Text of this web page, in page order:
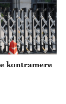
kontramere